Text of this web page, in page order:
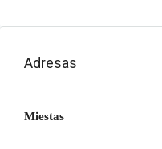
Adresas
Miestas